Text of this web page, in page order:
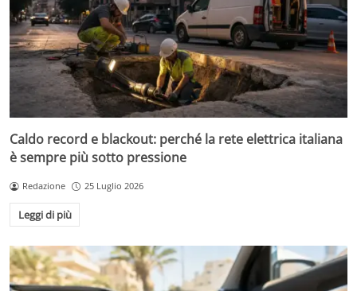
Caldo record e blackout: perché la rete elettrica italiana
è sempre più sotto pressione
Redazione 25 Luglio 2026
Leggi di più